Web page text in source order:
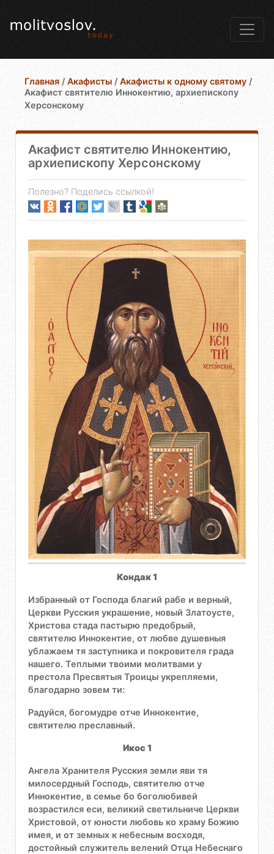
Главная / Акафисты /Акафисты к одному святому /
Акафист святителю Иннокентию, архиепископу
Херсонскому
Акафист святителю Иннокентию,
архиепископу Херсонскому
Полезно? Поделись ссылкой!
Кондак 1
Избранный от Господа благий рабе и верный,
Церкви Русския украшение, новый Златоусте,
Христова стада пастырю предобрый,
святителю Иннокентие, от любве душевныя
ублажаем тя заступника и покровителя града
нашего. Теплыми твоими молитвами у
престола Пресвятыя Троицы укрепляеми,
благодарно зовем ти:
Радуйся, богомудре отче Иннокентие,
святителю преславный.
Икос 1
Ангела Хранителя Русския земли яви тя
милосердный Господь, святителю отче
Иннокентие, в семье бо боголюбивей
возрастился еси, великий светильниче Церкви
Христовой, от юности любовь ко храму Божию
имея, и от земных к небесным восходя,
достойный служитель велений Отца Небеснаго